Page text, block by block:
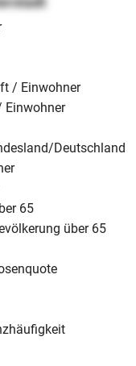
/ Einwohner
Einwohner
Deutschland
65
über 65